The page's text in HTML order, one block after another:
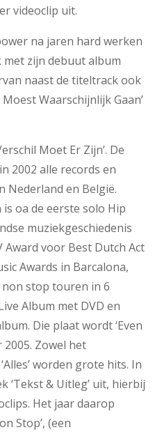
videoclip uit.
na jaren hard werken
zijn debuut album
naast de titeltrack ook
Moest Waarschijnlijk Gaan’
Moet Er Zijn’. De
2002 alle records en
Nederland en België.
oa de eerste solo Hip
muziekgeschiedenis
voor Best Dutch Act
Awards in Barcalona,
stop touren in 6
Album met DVD en
Die plaat wordt ‘Even
2005. Zowel het
worden grote hits. In
‘Tekst & Uitleg’ uit, hierbij
Het jaar daarop
Stop’, (een